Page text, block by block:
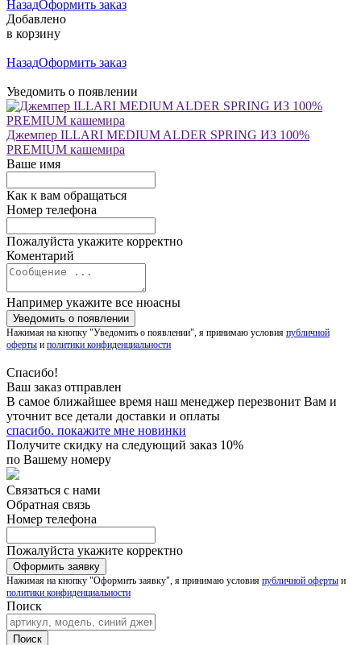
НазадОформить заказ
Добавлено
в корзину
НазадОформить заказ
Уведомить о появлении
Джемпер ILLARI MEDIUM ALDER SPRING ИЗ 100%
PREMIUM кашемира
Ваше имя
Как к вам обращаться
Номер телефона
Пожалуйста укажите корректно
Коментарий
Например укажите все нюасны
Нажимая на кнопку "Уведомить о появлении", я принимаю условия публичной
оферты и политики конфиденциальности
Спасибо!
Ваш заказ отправлен
В самое ближайшее время наш менеджер перезвонит Вам и
уточнит все детали доставки и оплаты
спасибо. покажите мне новинки
Получите скидку на следующий заказ 10%
по Вашему номеру
Связаться с нами
Обратная связь
Номер телефона
Пожалуйста укажите корректно
Нажимая на кнопку "Оформить заявку", я принимаю условия публичной оферты и
политики конфиденциальности
Поиск